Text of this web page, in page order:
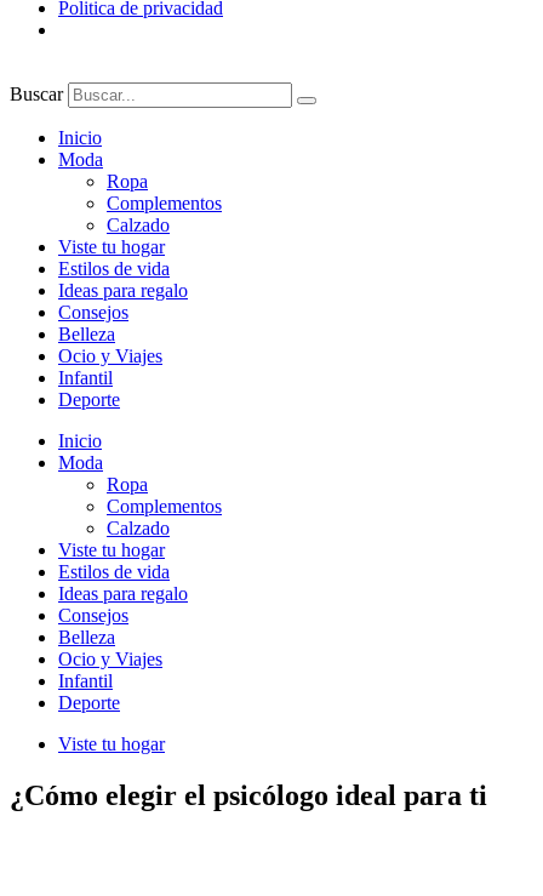
Politica de privacidad
al
contenido
Buscar
Inicio
Moda
Ropa
Complementos
Calzado
Viste tu hogar
Estilos de vida
Ideas para regalo
Consejos
Belleza
Ocio y Viajes
Infantil
Deporte
Inicio
Moda
Ropa
Complementos
Calzado
Viste tu hogar
Estilos de vida
Ideas para regalo
Consejos
Belleza
Ocio y Viajes
Infantil
Deporte
Viste tu hogar
¿Cómo elegir el psicólogo ideal para ti